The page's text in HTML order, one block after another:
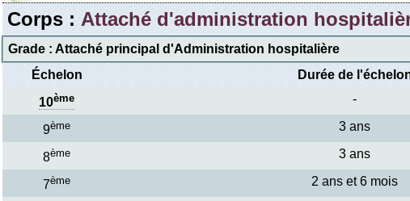
Corps : Attaché d'administration
Grade : Attaché principal d'Administration hospitalière
Échelon
Durée de
10ème -
9ème 3 ans
8ème 3 ans
7ème 2 ans et 6 mois